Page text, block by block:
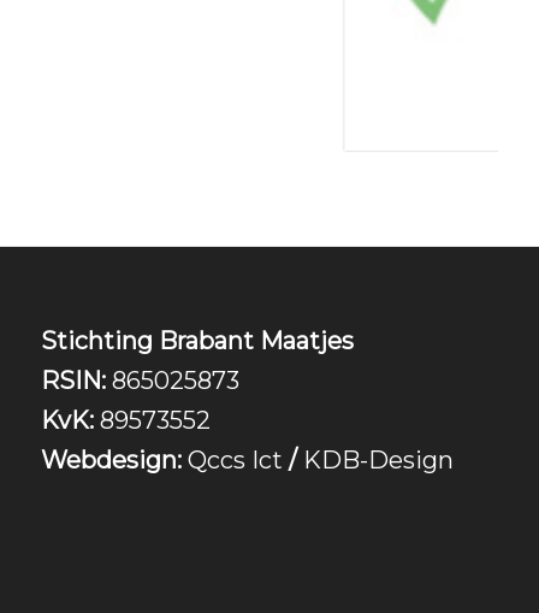
Stichting Brabant Maatjes
RSIN:865025873
KvK:89573552
Webdesign: Qccs Ict / KDB-Design